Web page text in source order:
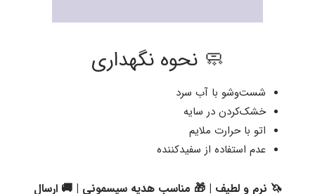
🧼 نحوه نگهداری
شست‌وشو با آب سرد
خشک‌کردن در سایه
اتو با حرارت ملایم
عدم استفاده از سفیدکننده
🦄 نرم و لطیف | 🎁 مناسب هدیه سیسمونی | 🚚 ارسال